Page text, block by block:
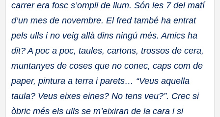
carrer era fosc s’ompli de llum. Són les 7 del matí
d’un mes de novembre. El fredtambé ha entrat
pels ulls i no veig allà dins ningú més. Amics ha
dit? A poc a poc, taules, cartons, trossos de cera,
muntanyes de coses que no conec, caps com de
paper, pintura a terra i parets… “Veus aquella
taula? Veus eixes eines? No tens veu?”. Crec si
òbric més els ulls se m’eixiran de lacara i si